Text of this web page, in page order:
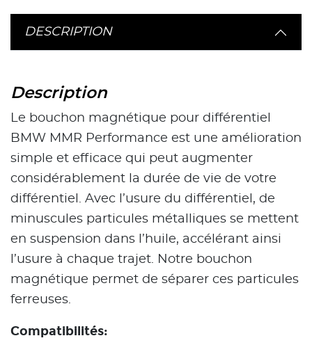
DESCRIPTION
Description
Le bouchon magnétique pour différentiel
BMW MMR Performance est une amélioration
simple et efficace qui peut augmenter
considérablement la durée de vie de votre
différentiel. Avec l’usure du différentiel, de
minuscules particules métalliques se mettent
en suspension dans l’huile, accélérant ainsi
l’usure à chaque trajet. Notre bouchon
magnétique permet de séparer ces particules
ferreuses.
Compatibilités: